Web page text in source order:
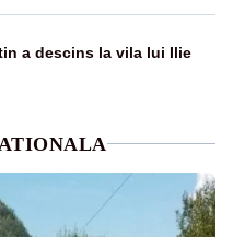
a descins la vila lui Ilie